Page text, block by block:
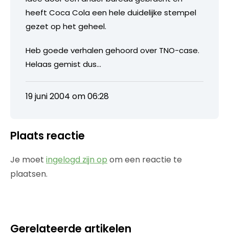
heeft Coca Cola een hele duidelijke stempel
gezet op het geheel.
Heb goede verhalen gehoord over TNO-case.
Helaas gemist dus…
19 juni 2004 om 06:28
Plaats reactie
Je moet ingelogd zijn op om een reactie te
plaatsen.
Gerelateerde artikelen